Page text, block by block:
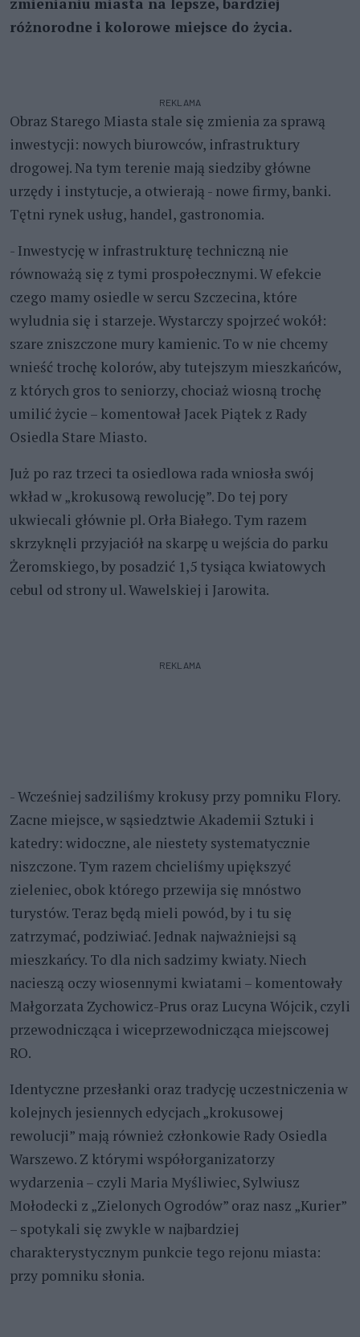
różnorodne i kolorowe miejsce do życia.
REKLAMA
Obraz Starego Miasta stale się zmienia za sprawą
inwestycji: nowych biurowców, infrastruktury
drogowej. Na tym terenie mają siedziby główne
urzędy i instytucje, a otwierają - nowe firmy, banki.
Tętni rynek usług, handel, gastronomia.
- Inwestycję w infrastrukturę techniczną nie
równoważą się z tymi prospołecznymi. W efekcie
czego mamy osiedle w sercu Szczecina, które
wyludnia się i starzeje. Wystarczy spojrzeć wokół:
szare zniszczone mury kamienic. To w nie chcemy
wnieść trochę kolorów, aby tutejszym mieszkańców,
z których gros to seniorzy, chociaż wiosną trochę
umilić życie – komentował Jacek Piątek z Rady
Osiedla Stare Miasto.
Już po raz trzeci ta osiedlowa rada wniosła swój
wkład w „krokusową rewolucję”. Do tej pory
ukwiecali głównie pl. Orła Białego. Tym razem
skrzyknęli przyjaciół na skarpę u wejścia do parku
Żeromskiego, by posadzić 1,5 tysiąca kwiatowych
cebul od strony ul. Wawelskiej i Jarowita.
REKLAMA
- Wcześniej sadziliśmy krokusy przy pomniku Flory.
Zacne miejsce, w sąsiedztwie Akademii Sztuki i
katedry: widoczne, ale niestety systematycznie
niszczone. Tym razem chcieliśmy upiększyć
zieleniec, obok którego przewija się mnóstwo
turystów. Teraz będą mieli powód, by i tu się
zatrzymać, podziwiać. Jednak najważniejsi są
mieszkańcy. To dla nich sadzimy kwiaty. Niech
nacieszą oczy wiosennymi kwiatami – komentowały
Małgorzata Zychowicz-Prus oraz Lucyna Wójcik, czyli
przewodnicząca i wiceprzewodnicząca miejscowej
RO.
Identyczne przesłanki oraz tradycję uczestniczenia w
kolejnych jesiennych edycjach „krokusowej
rewolucji” mają również członkowie Rady Osiedla
Warszewo. Z którymi współorganizatorzy
wydarzenia – czyli Maria Myśliwiec, Sylwiusz
Mołodecki z „Zielonych Ogrodów” oraz nasz „Kurier”
– spotykali się zwykle w najbardziej
charakterystycznym punkcie tego rejonu miasta:
przy pomniku słonia.